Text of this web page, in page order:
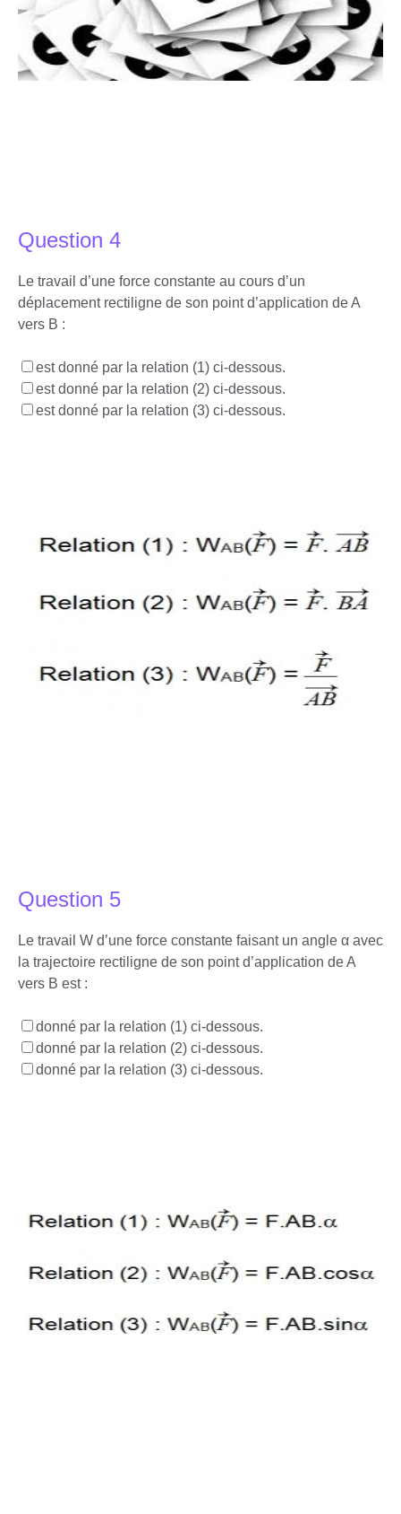
Question 4
Le travail d’une force constante au cours d’un
déplacement rectiligne de son point d’application de A
vers B :
est donné par la relation (1) ci-dessous.
est donné par la relation (2) ci-dessous.
est donné par la relation (3) ci-dessous.
Question 5
Le travail W d’une force constante faisant un angle α avec
la trajectoire rectiligne de son point d’application de A
vers B est :
donné par la relation (1) ci-dessous.
donné par la relation (2) ci-dessous.
donné par la relation (3) ci-dessous.